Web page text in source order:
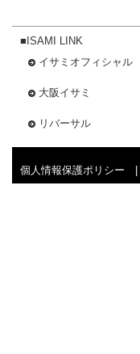
■ISAMI LINK
イサミオフィシャル
大阪イサミ
リバーサル
個人情報保護ポリシー